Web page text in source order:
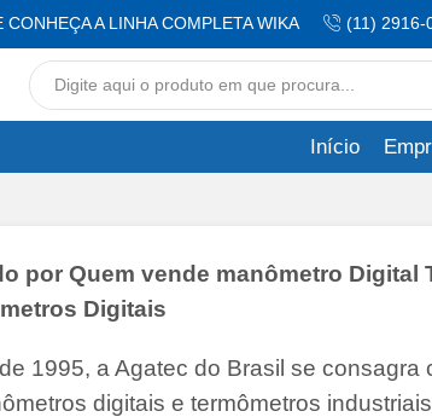
CONHEÇA A LINHA COMPLETA WIKA (11) 2916-
Início
por Quem vende manômetro
Digitais
1995, a Agatec do Brasil se
digitais e termômetros